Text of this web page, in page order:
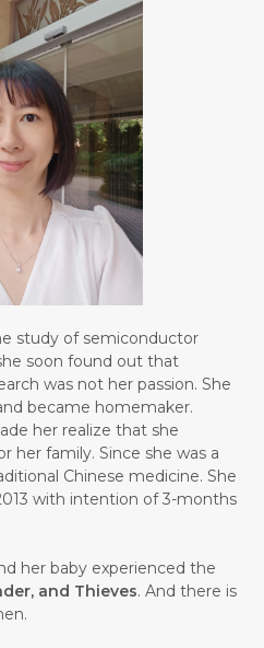
#BOO
#BOTOL
#BRAIN FOG
#BRIGHTEN
#BUAH
#BULAN
#BULANAN
#CALM
#CAP
#CAPEK
#CAREER
#CARVACROL
#CEDARWOOD
BAR SOAP
#CHEMICAL
study of semiconductor
soon found out that
was not her passion. She
became homemaker.
her realize that she
her family. Since she was a
Chinese medicine. She
with intention of 3-months
her baby experienced the
and Thieves. And there is